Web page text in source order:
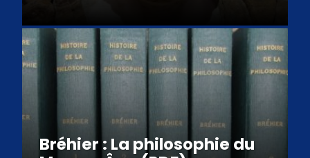
Bréhier : La philosophie du